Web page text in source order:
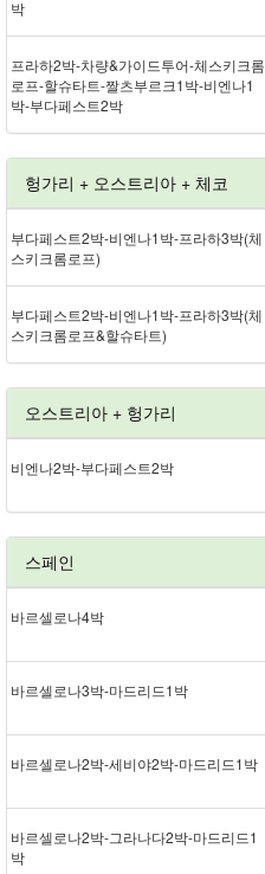
박
프라하 2박 - 차량&가이드투어 - 체스키크롬
로프 - 할슈타트 - 짤츠부르크 1박 - 비엔나 1
박 - 부다페스트 2박
헝가리 + 오스트리아 + 체코
부다페스트 2박 - 비엔나 1박 - 프라하 3박(체
스키크롬로프)
부다페스트 2박 - 비엔나 1박 - 프라하 3박(체
스키크롬로프&할슈타트)
오스트리아 + 헝가리
비엔나 2박 - 부다페스트 2박
스페인
바르셀로나 4박
바르셀로나 3박 - 마드리드 1박
바르셀로나 2박 - 세비야 2박 - 마드리드 1박
바르셀로나 2박 - 그라나다 2박 - 마드리드 1
박